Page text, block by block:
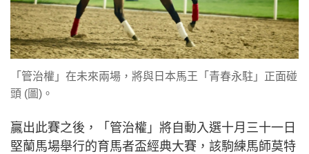
「管治權」在未來兩場，將與日本馬王「青春永駐」正面碰
頭 (圖)。
贏出此賽之後，「管治權」將自動入選十月三十一日
堅蘭馬場舉行的育馬者盃經典大賽，該駒練馬師莫特